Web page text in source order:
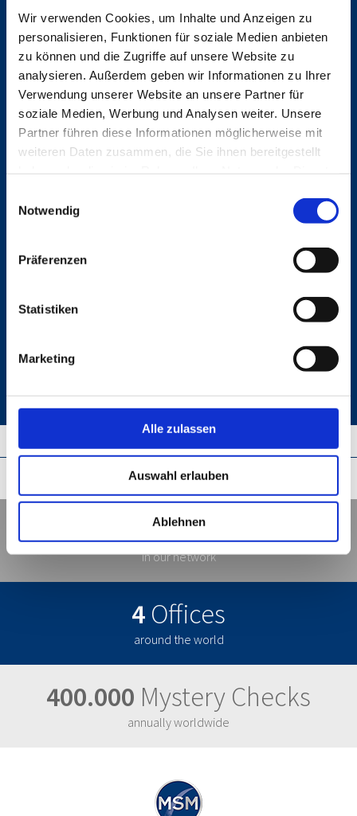
Wir verwenden Cookies, um Inhalte und Anzeigen zu
personalisieren, Funktionen für soziale Medien anbieten
zu können und die Zugriffe auf unsere Website zu
analysieren. Außerdem geben wir Informationen zu Ihrer
Verwendung unserer Website an unsere Partner für
soziale Medien, Werbung und Analysen weiter. Unsere
Partner führen diese Informationen möglicherweise mit
weiteren Daten zusammen, die Sie ihnen bereitgestellt
Notwendig
Präferenzen
Statistiken
Marketing
Alle zulassen
Auswahl erlauben
Ablehnen
Work with us now
Our expert team compiles your own personal service offer,
120Countries
in our network
4 Offices
around the world
400.000 Mystery Checks
annually worldwide